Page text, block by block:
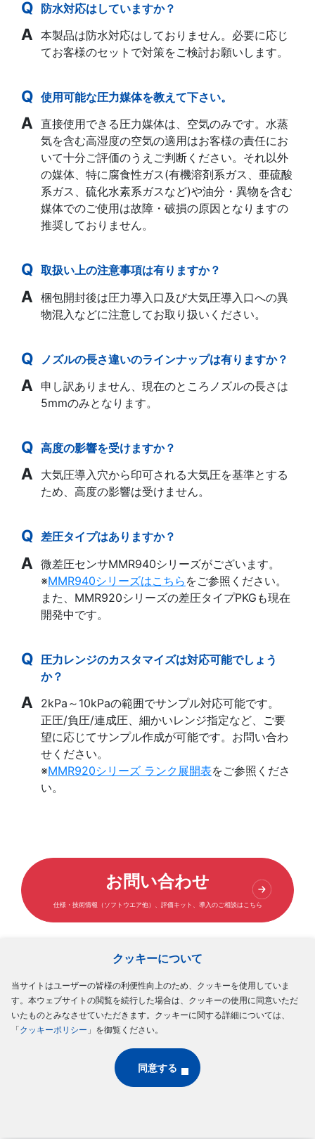
クッキーについて
当サイトはユーザーの皆様の利便性向上のため、クッキーを使用していま
す。本ウェブサイトの閲覧を続行した場合は、クッキーの使用に同意いただ
いたものとみなさせていただきます。クッキーに関する詳細については、
「クッキーポリシー 」を御覧ください。
同意する
防水対応はしていますか？
本製品は防水対応はしておりません。必要に応じ
てお客様のセットで対策をご検討お願いします。
使用可能な圧力媒体を教えて下さい。
直接使用できる圧力媒体は、空気のみです。水蒸
気を含む高湿度の空気の適用はお客様の責任にお
いて十分ご評価のうえご判断ください。それ以外
の媒体、特に腐食性ガス(有機溶剤系ガス、亜硫酸
系ガス、硫化水素系ガスなど)や油分・異物を含む
媒体でのご使用は故障・破損の原因となりますの
推奨しておりません。
取扱い上の注意事項は有りますか？
梱包開封後は圧力導入口及び大気圧導入口への異
物混入などに注意してお取り扱いください。
ノズルの長さ違いのラインナップは有りますか？
申し訳ありません、現在のところノズルの長さは
5mmのみとなります。
高度の影響を受けますか？
大気圧導入穴から印可される大気圧を基準とする
ため、高度の影響は受けません。
差圧タイプはありますか？
微差圧センサMMR940シリーズがございます。
※MMR940シリーズはこちら をご参照ください。
また、MMR920シリーズの差圧タイプPKGも現在
開発中です。
圧力レンジのカスタマイズは対応可能でしょう
か？
2kPa～10kPaの範囲でサンプル対応可能です。
正圧/負圧/連成圧、細かいレンジ指定など、ご要
望に応じてサンプル作成が可能です。お問い合わ
せください。
※MMR920シリーズ ランク展開表をご参照くださ
い。
お問い合わせ
仕様・技術情報（ソフトウエア他）、評価キット、導入のご相談はこちら
Follow Us
ソーシャルメディアポリシー